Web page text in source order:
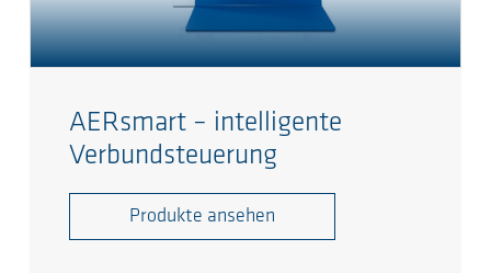
AERsmart – intelligente
Verbundsteuerung
Produkte ansehen